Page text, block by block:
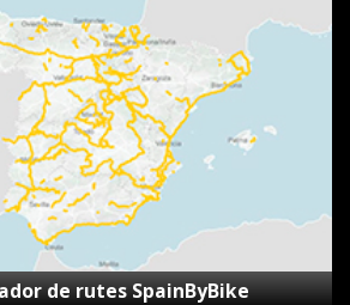
de rutes SpainByBike